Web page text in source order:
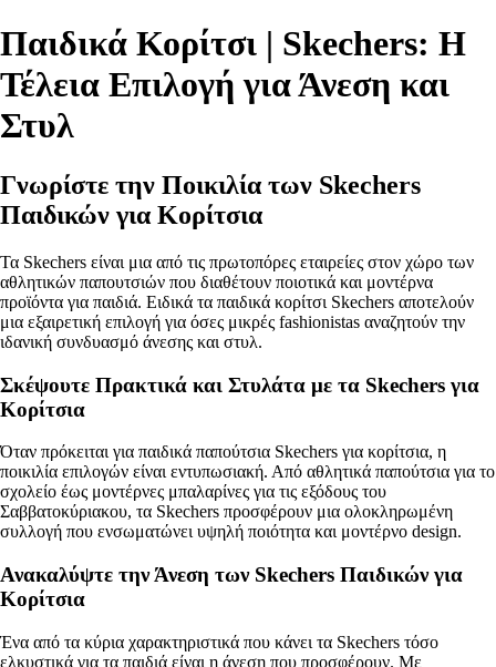
Παιδικά Κορίτσι | Skechers: Η
Τέλεια Επιλογή για Άνεση και
Στυλ
Γνωρίστε την Ποικιλία των Skechers
Παιδικών για Κορίτσια
Τα Skechers είναι μια από τις πρωτοπόρες εταιρείες στον χώρο των
αθλητικών παπουτσιών που διαθέτουν ποιοτικά και μοντέρνα
προϊόντα για παιδιά. Ειδικά τα παιδικά κορίτσι Skechers αποτελούν
μια εξαιρετική επιλογή για όσες μικρές fashionistas αναζητούν την
ιδανική συνδυασμό άνεσης και στυλ.
Σκέψουτε Πρακτικά και Στυλάτα με τα Skechers για
Κορίτσια
Όταν πρόκειται για παιδικά παπούτσια Skechers για κορίτσια, η
ποικιλία επιλογών είναι εντυπωσιακή. Από αθλητικά παπούτσια για το
σχολείο έως μοντέρνες μπαλαρίνες για τις εξόδους του
Σαββατοκύριακου, τα Skechers προσφέρουν μια ολοκληρωμένη
συλλογή που ενσωματώνει υψηλή ποιότητα και μοντέρνο design.
Ανακαλύψτε την Άνεση των Skechers Παιδικών για
Κορίτσια
Ένα από τα κύρια χαρακτηριστικά που κάνει τα Skechers τόσο
ελκυστικά για τα παιδιά είναι η άνεση που προσφέρουν. Με